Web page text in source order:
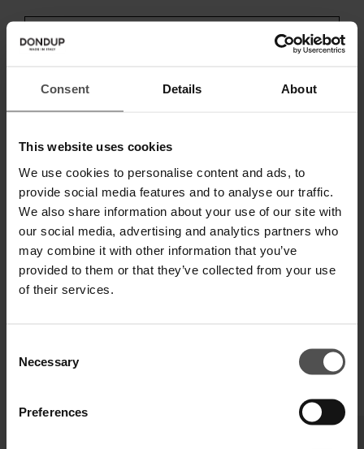
Consent Details About
This website uses cookies
We use cookies to personalise content and ads, to
provide social media features and to analyse our traffic.
We also share information about your use of our site with
our social media, advertising and analytics partners who
may combine it with other information that you’ve
provided to them or that they’ve collected from your use
of their services.
Selection
Necessary
Preferences
TECHNISCHE SPEZIFIKATIONEN
DIGITALER PRODUKTPASS
VERVOLLSTÄNDIGEN SIE IHREN LOOK